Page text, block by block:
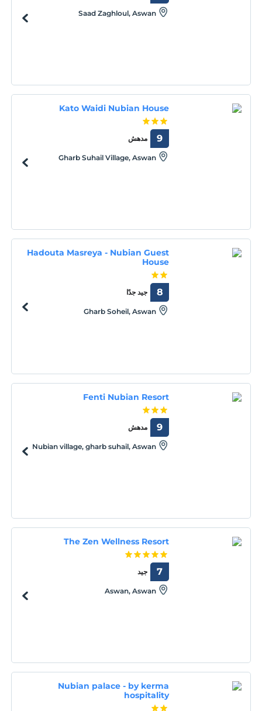
Saad Zaghloul, Aswan
Kato Waidi Nubian House
مدهش 9
Gharb Suhail Village, Aswan
Hadouta Masreya - Nubian Guest
House
جيد جدًا 8
Gharb Soheil, Aswan
Fenti Nubian Resort
مدهش 9
Nubian village, gharb suhail, Aswan
The Zen Wellness Resort
جيد 7
Aswan, Aswan
Nubian palace - by kerma
hospitality